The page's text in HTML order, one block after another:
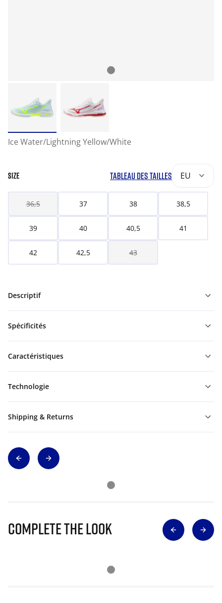
Ice Water/Lightning Yellow/White
SIZE TABLEAU DES TAILLES EU
36,5 37 38 38,5
39 40 40,5 41
42 42,5 43
Descriptif
Spécificités
Caractéristiques
Technologie
Shipping & Returns
Complete The Look